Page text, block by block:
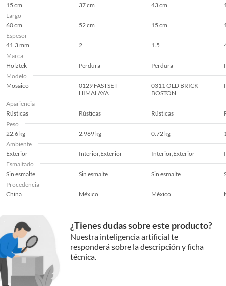
Estilo deco Vintage Moderno
Forma Rectangular
Formato del producto Caja
Garantía 1 mes
Largo 1 cm
Marca Perdura
Peso 3.85 kg
Procedencia
15 cm
37 cm 43 cm
Largo
60 cm
52 cm 15 cm
Espesor
41.3 mm
2 1.5
Marca
Holztek
Perdura Perdura
Modelo
Mosaico
0129 FASTSET
HIMALAYA
0311 OLD BRICK
BOSTON
Apariencia
Rústicas
Rústicas Rústicas
Peso
22.6 kg
2.969 kg 0.72 kg
Ambiente
Exterior
Interior,Exterior Interior,Exterior
Esmaltado
Sin esmalte
Sin esmalte Sin esmalte
Procedencia
China
México México
¿Tienes dudas sobre este producto?
Nuestra inteligencia artificial te
responderá sobre la descripción y ficha
técnica.